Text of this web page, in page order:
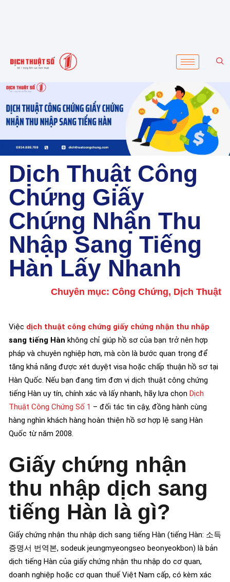
Dịch Thuật Công
Chứng Giấy
Chứng Nhận Thu
Nhập Sang Tiếng
Hàn Lấy Nhanh
Chuyên mục: Công Chứng, Dịch Thuật
Việc dịch thuật công chứng giấy chứng nhận thu nhập
sang tiếng Hàn không chỉ giúp hồ sơ của bạn trở nên hợp
pháp và chuyên nghiệp hơn, mà còn là bước quan trọng để
tăng khả năng được xét duyệt visa hoặc chấp thuận hồ sơ tại
Hàn Quốc. Nếu bạn đang tìm đơn vị dịch thuật công chứng
tiếng Hàn uy tín, chính xác và lấy nhanh, hãy lựa chọn Dịch
Thuật Công Chứng Số 1 – đối tác tin cậy, đồng hành cùng
hàng nghìn khách hàng hoàn thiện hồ sơ hợp lệ sang Hàn
Quốc từ năm 2008.
Giấy chứng nhận
thu nhập dịch sang
tiếng Hàn là gì?
Giấy chứng nhận thu nhập dịch sang tiếng Hàn (tiếng Hàn: 소득
증명서 번역본, sodeuk jeungmyeongseo beonyeokbon) là bản
dịch tiếng Hàn của giấy chứng nhận thu nhập do cơ quan,
doanh nghiệp hoặc cơ quan thuế Việt Nam cấp, có kèm xác